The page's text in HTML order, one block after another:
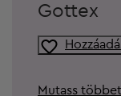
Gottex
Mutass többet